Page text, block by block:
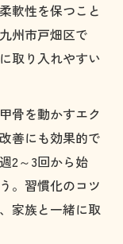
軟性を保つこと
州市戸畑区で
取り入れやすい
骨を動かすエク
善にも効果的で
2～3回から始
。習慣化のコツ
家族と一緒に取